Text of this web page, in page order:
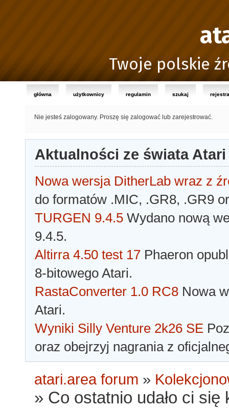
Twoje polskie
główna użytkownicy regulamin szukaj
Nie jesteś zalogowany. Proszę się zalogować lub zarejestrować.
Aktualności ze świata Atari
Nowa wersja DitherLab wraz z
do formatów .MIC, .GR8, .GR9
TURGEN 9.4.5 Wydano nową
9.4.5.
Altirra 4.50 test 17 Phaeron
8-bitowego Atari.
RastaConverter 1.0 RC8 Nowa
Atari.
Wyniki Silly Venture 2k26 SE
oraz obejrzyj nagrania z
atari.area forum »
» Co ostatnio udało ci